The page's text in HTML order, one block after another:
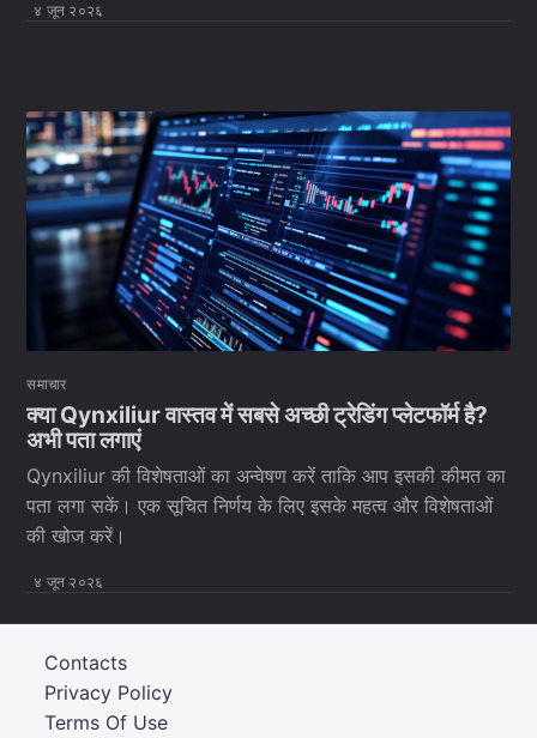
४ जून २०२६
समाचार
क्या Qynxiliur वास्तव में सबसे अच्छी ट्रेडिंग प्लेटफॉर्म है?
अभी पता लगाएं
Qynxiliur की विशेषताओं का अन्वेषण करें ताकि आप इसकी कीमत का
पता लगा सकें। एक सूचित निर्णय के लिए इसके महत्व और विशेषताओं
की खोज करें।
४ जून २०२६
Terms Of Use
Privacy Policy
Contacts